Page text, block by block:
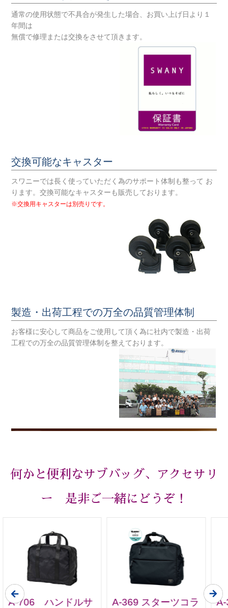
通常の使用状態で不具合が発生した場合、お買い上げ日より１
年間は
無償で修理または交換をさせて頂きます。
交換可能なキャスター
スワニーでは長く使っていただく為のサポート体制も整って お
ります。交換可能なキャスターも販売しております。
※交換用キャスターは別売りです。
製造・出荷工程での万全の品質管理体制
お客様に安心して商品をご使用して頂く為に社内で製造・出荷
工程での万全の品質管理体制を整えております。
何かと便利なサブバッグ、アクセサリ
ー 是非ご一緒にどうぞ！
A-706 ハンドルサ
A-369 スターツコラ